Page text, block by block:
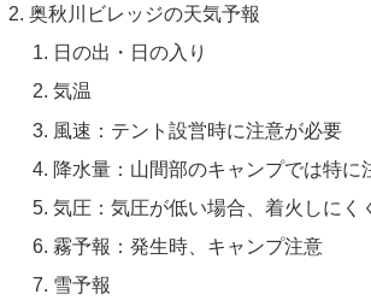
奥秋川ビレッジの天気予報
日の出・日の入り
気温
風速：テント設営時に注意が必要
降水量：山間部のキャンプでは特に
気圧：気圧が低い場合、着火しにく
霧予報：発生時、キャンプ注意
雪予報